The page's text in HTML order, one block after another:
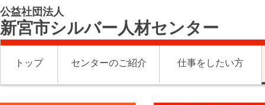
公益社団法人
新宮市シルバー人材センター
トップ センターのご紹介 仕事をしたい方